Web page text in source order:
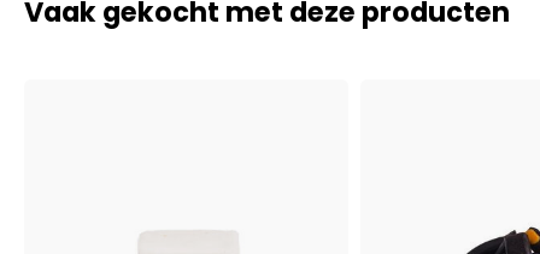
Vaak gekocht met deze producten